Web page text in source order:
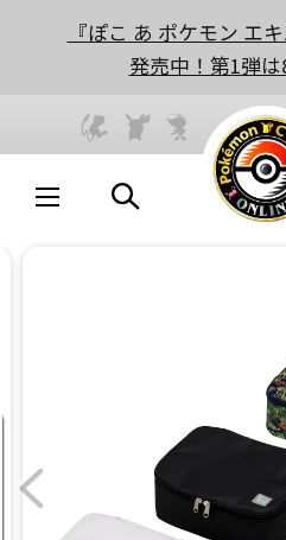
『ぽこ あ ポケモン エ
発売中！第1弾は